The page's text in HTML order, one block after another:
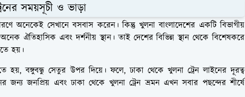
সময়সূচী ও ভাড়া
অনেকেই সেখানে বসবাস করেন। কিন্তু খুলনা বাংলাদেশের একটি বিভাগীয়
ঐতিহাসিক এবং দর্শনীয় স্থান। তাই দেশের বিভিন্ন স্থান থেকে বিশেষকরে
হয়।
হয়, বঙ্গুবন্ধু সেতুর উপর দিয়ে। ফলে, ঢাকা থেকে খুলনা ট্রেন লাইনের দূরত্ব
জন্য জনপ্রিয় এবং ঢাকা থেকে খুলনা ট্রেন ভ্রমন এখন সবার পছন্দের শীর্ষে